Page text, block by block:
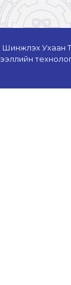
Ухаан